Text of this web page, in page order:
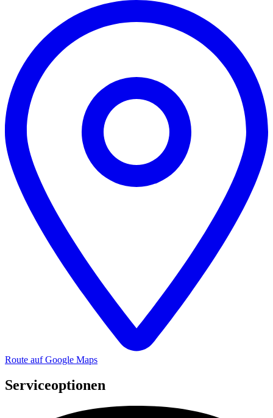
Route auf Google Maps
Serviceoptionen